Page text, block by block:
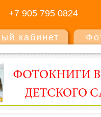
+7 905 795 0824
кабинет